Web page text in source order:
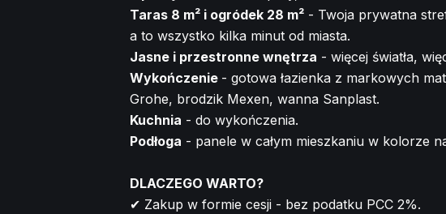
Taras 8 m² i ogródek 28 m² - Twoja prywatna
a to wszystko kilka minut od miasta.
Jasne i przestronne wnętrza - więcej światła,
Wykończenie - gotowa łazienka z markowych
Grohe, brodzik Mexen, wanna Sanplast.
Kuchnia - do wykończenia.
Podłoga - panele w całym mieszkaniu w kolorze
DLACZEGO WARTO?
✔ Zakup w formie cesji - bez podatku PCC 2%.